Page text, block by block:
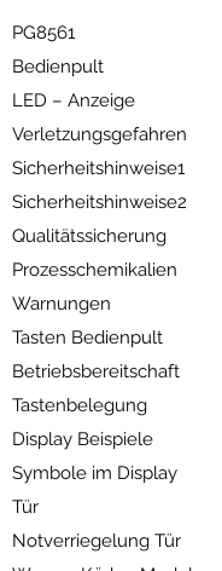
PG8561
Bedienpult
LED – Anzeige
Verletzungsgefahren
Sicherheitshinweise1
Sicherheitshinweise2
Qualitätssicherung
Prozesschemikalien
Warnungen
Tasten Bedienpult
Betriebsbereitschaft
Tastenbelegung
Display Beispiele
Symbole im Display
Tür
Notverriegelung Tür